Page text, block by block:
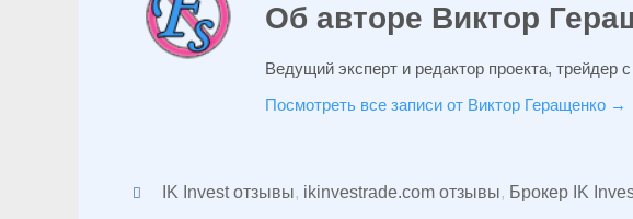
Об авторе Виктор
Ведущий эксперт и редактор проекта, трейдер
Посмотреть все записи от Виктор Геращенко →
IK Invest отзывы, ikinvestrade.com отзывы, Брокер IK